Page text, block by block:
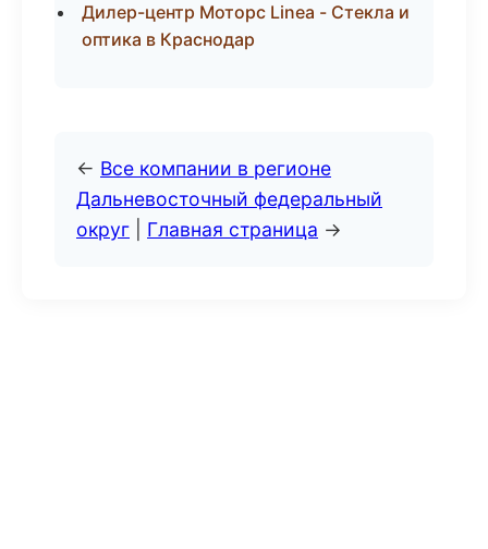
Дилер-центр Моторс Linea - Стекла и
оптика в Краснодар
← Все компании в регионе
Дальневосточный федеральный
округ
Главная страница →